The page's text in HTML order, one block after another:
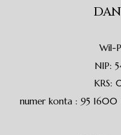
Wil-
NIP:
KRS:
numer konta : 95